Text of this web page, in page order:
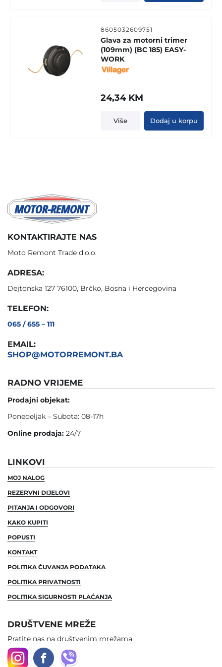
8605032609751
Glava za motorni trimer
(109mm) (BC 185) EASY-
WORK
24,34 KM
Više Dodaj u korpu
KONTAKTIRAJTE NAS
Moto Remont Trade d.o.o.
ADRESA:
Dejtonska 127 76100, Brčko, Bosna i Hercegovina
TELEFON:
065 / 655 – 111
EMAIL:
SHOP@MOTORREMONT.BA
RADNO VRIJEME
Prodajni objekat:
Ponedeljak – Subota: 08-17h
Online prodaja: 24/7
LINKOVI
MOJ NALOG
REZERVNI DIJELOVI
PITANJA I ODGOVORI
KAKO KUPITI
POPUSTI
KONTAKT
POLITIKA ČUVANJA PODATAKA
POLITIKA PRIVATNOSTI
POLITIKA SIGURNOSTI PLAĆANJA
DRUŠTVENE MREŽE
Pratite nas na društvenim mrežama